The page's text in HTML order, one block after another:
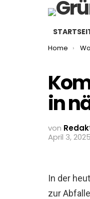
You are
Home
in
von
April 3,
In der
zur